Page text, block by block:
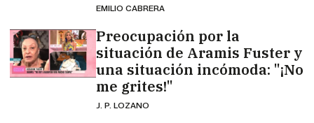
EMILIO CABRERA
Preocupación por la
situación de Aramis Fuster y
una situación incómoda: "¡No
me grites!"
J. P. LOZANO